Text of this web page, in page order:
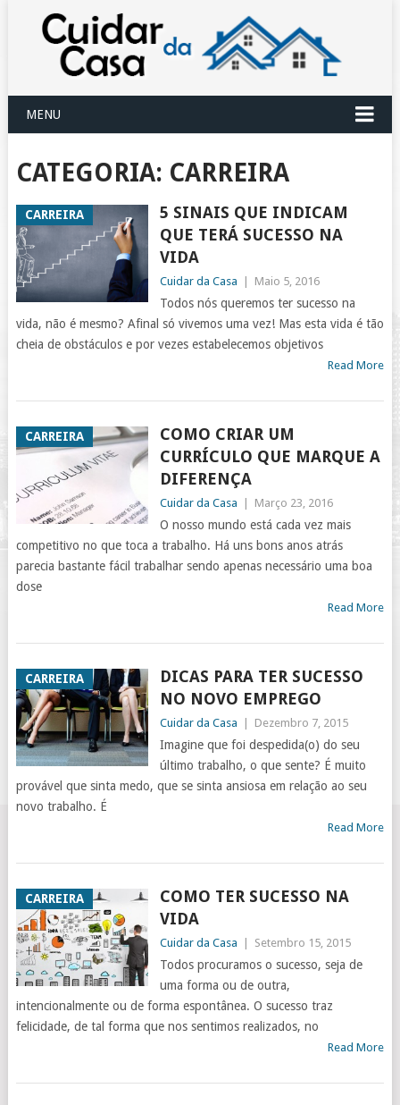
MENU
CATEGORIA: CARREIRA
CARREIRA
5 SINAIS QUE INDICAM
QUE TERÁ SUCESSO NA
VIDA
Cuidar da Casa Maio 5, 2016
Todos nós queremos ter sucesso na
vida, não é mesmo? Afinal só vivemos uma vez! Mas esta vida é tão
cheia de obstáculos e por vezes estabelecemos objetivos
Read More
CARREIRA
COMO CRIAR UM
CURRÍCULO QUE MARQUE A
DIFERENÇA
Cuidar da Casa Março 23, 2016
O nosso mundo está cada vez mais
competitivo no que toca a trabalho. Há uns bons anos atrás
parecia bastante fácil trabalhar sendo apenas necessário uma boa
dose
Read More
CARREIRA
DICAS PARA TER SUCESSO
NO NOVO EMPREGO
Cuidar da Casa Dezembro 7, 2015
Imagine que foi despedida(o) do seu
último trabalho, o que sente? É muito
provável que sinta medo, que se sinta ansiosa em relação ao seu
novo trabalho. É
Read More
CARREIRA
COMO TER SUCESSO NA
VIDA
Cuidar da Casa Setembro 15, 2015
Todos procuramos o sucesso, seja de
uma forma ou de outra,
intencionalmente ou de forma espontânea. O sucesso traz
felicidade, de tal forma que nos sentimos realizados, no
Read More